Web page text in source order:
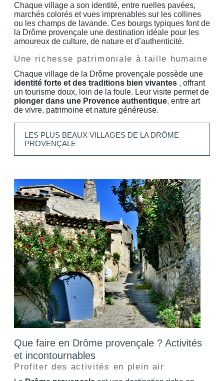
Chaque village a son identité, entre ruelles pavées,
marchés colorés et vues imprenables sur les collines
ou les champs de lavande. Ces bourgs typiques font de
la Drôme provençale une destination idéale pour les
amoureux de culture, de nature et d’authenticité.
Une richesse patrimoniale à taille humaine
Chaque village de la Drôme provençale possède une
identité forte et des traditions bien vivantes , offrant
un tourisme doux, loin de la foule. Leur visite permet de
plonger dans une Provence authentique, entre art
de vivre, patrimoine et nature généreuse.
LES PLUS BEAUX VILLAGES DE LA DRÔME
PROVENÇALE
Que faire en Drôme provençale ? Activités
et incontournables
Profiter des activités en plein air